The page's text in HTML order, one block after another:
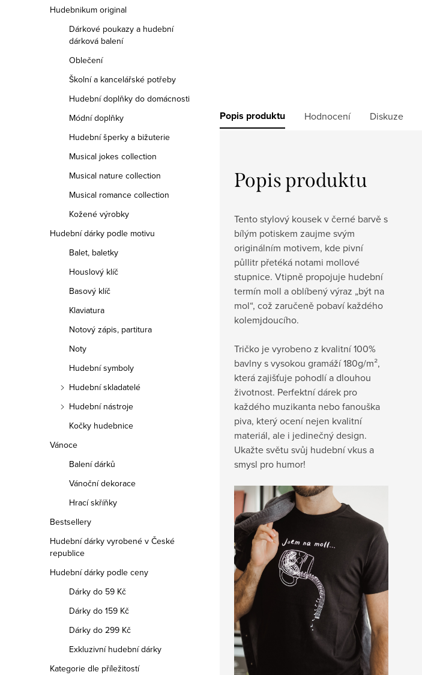
Hudebnikum original
Dárkové poukazy a hudební
dárková balení
Oblečení
Školní a kancelářské potřeby
Hudební doplňky do domácnosti
Módní doplňky
Hudební šperky a bižuterie
Musical jokes collection
Musical nature collection
Musical romance collection
Kožené výrobky
Hudební dárky podle motivu
Balet, baletky
Houslový klíč
Basový klíč
Klaviatura
Notový zápis, partitura
Noty
Hudební symboly
Hudební skladatelé
Hudební nástroje
Kočky hudebnice
Vánoce
Balení dárků
Vánoční dekorace
Hrací skříňky
Bestsellery
Hudební dárky vyrobené v České
republice
Hudební dárky podle ceny
Dárky do 59 Kč
Dárky do 159 Kč
Dárky do 299 Kč
Exkluzivní hudební dárky
Kategorie dle příležitostí
Popis produktu Hodnocení Diskuze
Popis produktu
Tento stylový kousek v černé barvě s
bílým potiskem zaujme svým
originálním motivem, kde pivní
půllitr přetéká notami mollové
stupnice. Vtipně propojuje hudební
termín moll a oblíbený výraz „být na
mol“, což zaručeně pobaví každého
kolemjdoucího.
Tričko je vyrobeno z kvalitní 100%
bavlny s vysokou gramáží 180g/m²,
která zajišťuje pohodlí a dlouhou
životnost. Perfektní dárek pro
každého muzikanta nebo fanouška
piva, který ocení nejen kvalitní
materiál, ale i jedinečný design.
Ukažte světu svůj hudební vkus a
smysl pro humor!